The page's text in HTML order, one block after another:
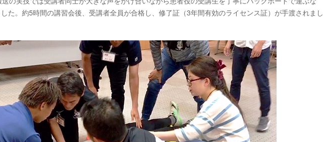
た。約5時間の講習会後、受講者全員が合格し、修了証（3年間有効のライセンス証）が手渡されまし